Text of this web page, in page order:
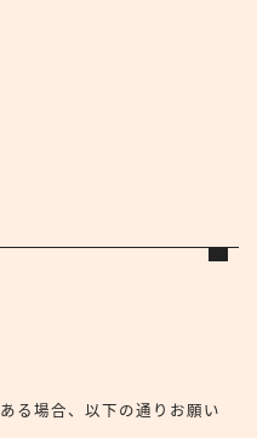
る場合、以下の通りお願い